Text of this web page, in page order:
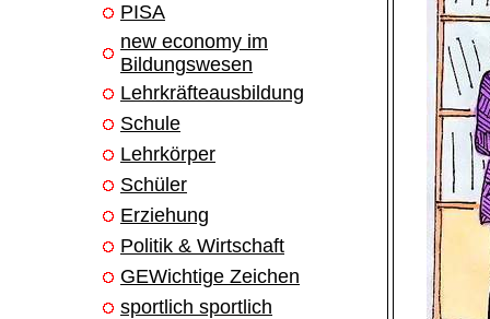
PISA
new economy im
Bildungswesen
Lehrkräfteausbildung
Schule
Lehrkörper
Schüler
Erziehung
Politik & Wirtschaft
GEWichtige Zeichen
sportlich sportlich